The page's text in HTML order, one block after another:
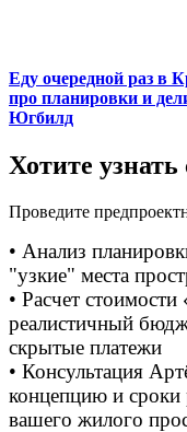
Еду очередной раз в
про планировки и
Югбилд
Хотите узнать
Проведите
• Анализ
"узкие" места
• Расчет
реалистичный
скрытые платежи
• Консультация
концепцию и сроки
вашего жилого